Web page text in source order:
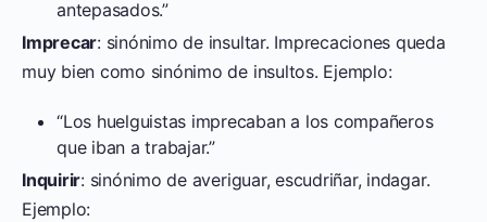
antepasados.”
Imprecar: sinónimo de insultar. Imprecaciones queda
muy bien como sinónimo de insultos. Ejemplo:
“Los huelguistas imprecaban a los compañeros
que iban a trabajar.”
Inquirir: sinónimo de averiguar, escudriñar, indagar.
Ejemplo: